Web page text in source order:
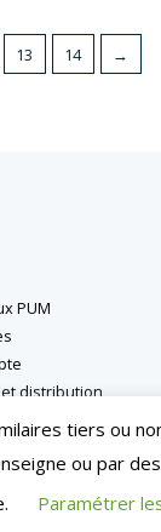
13 14 →
PUM
distribution
– Toulouse |
tiers ou
ou par
Paramétrer